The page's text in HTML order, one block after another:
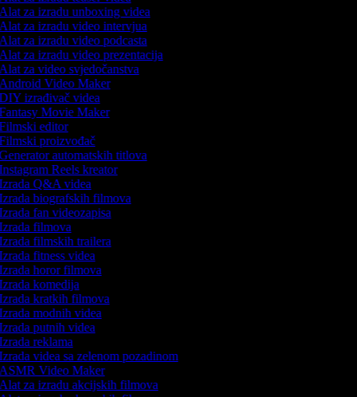
za izradu unboxing videa
za izradu video intervjua
za izradu video podcasta
za izradu video prezentacija
za video svjedočanstva
Video Maker
izrađivač videa
Movie Maker
editor
proizvođač
automatskih titlova
Reels kreator
Q&A videa
biografskih filmova
fan videozapisa
filmova
filmskih trailera
fitness videa
horor filmova
komedija
kratkih filmova
modnih videa
putnih videa
reklama
videa sa zelenom pozadinom
Video Maker
za izradu akcijskih filmova